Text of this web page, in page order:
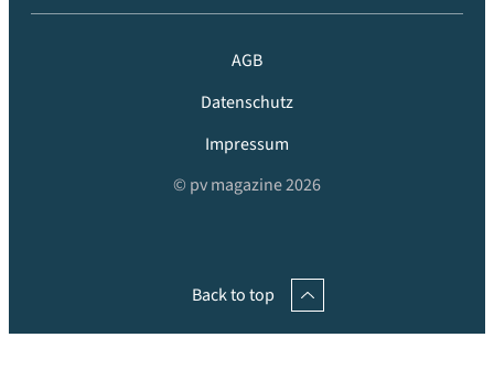
AGB
Datenschutz
Impressum
© pv magazine 2026
Back to top